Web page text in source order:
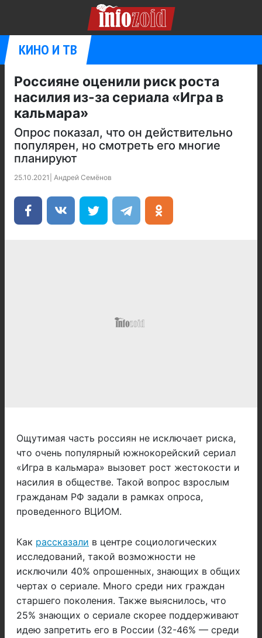
КИНО И ТВ
Россияне оценили риск роста
насилия из-за сериала «Игра в
кальмара»
Опрос показал, что он действительно
популярен, но смотреть его многие
планируют
25.10.2021 Андрей Семёнов
Ощутимая часть россиян не исключает риска,
что очень популярный южнокорейский сериал
«Игра в кальмара» вызовет рост жестокости и
насилия в обществе. Такой вопрос взрослым
гражданам РФ задали в рамках опроса,
проведенного ВЦИОМ.
Как рассказали в центре социологических
исследований, такой возможности не
исключили 40% опрошенных, знающих в общих
чертах о сериале. Много среди них граждан
старшего поколения. Также выяснилось, что
25% знающих о сериале скорее поддерживают
идею запретить его в России (32-46% — среди